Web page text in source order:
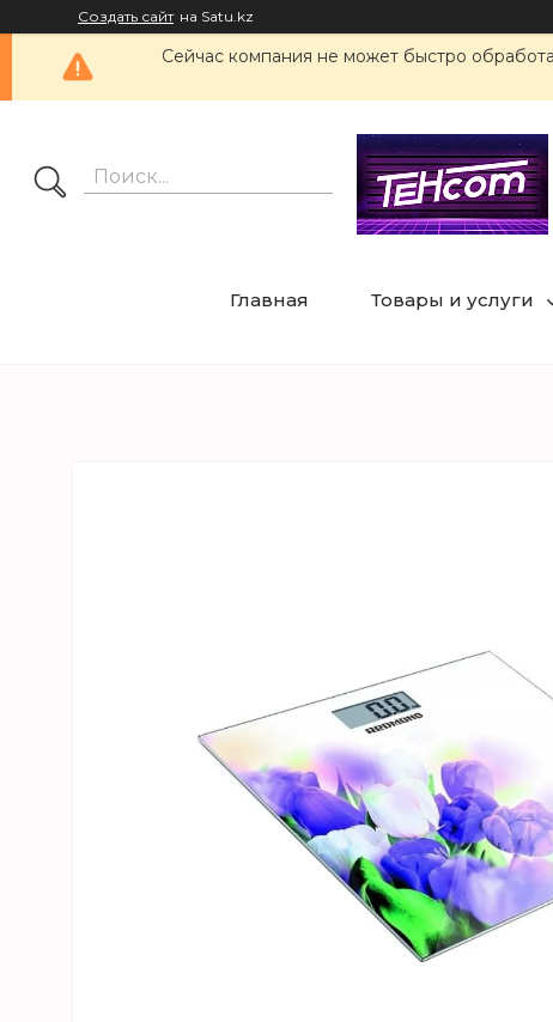
Создать сайт на Satu.kz
Сейчас компания не может быстро
Главная Товары и услуги